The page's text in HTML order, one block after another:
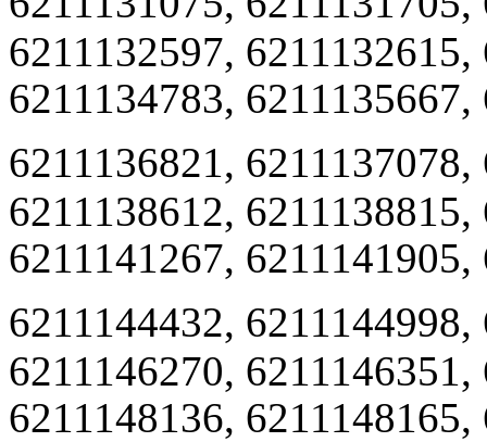
6211132597, 6211132615,
6211134783,
6211136821,
6211138612, 6211138815,
6211141267,
6211144432,
6211146270, 6211146351,
6211148136,